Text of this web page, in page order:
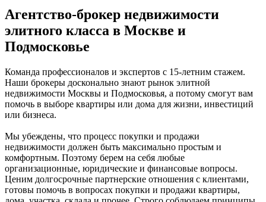
Агентство-брокер недвижимости
элитного класса в Москве и
Подмосковье
Команда профессионалов и экспертов с 15-летним стажем.
Наши брокеры досконально знают рынок элитной
недвижимости Москвы и Подмосковья, а потому смогут вам
помочь в выборе квартиры или дома для жизни, инвестиций
или бизнеса.
Мы убеждены, что процесс покупки и продажи
недвижимости должен быть максимально простым и
комфортным. Поэтому берем на себя любые
организационные, юридические и финансовые вопросы.
Ценим долгосрочные партнерские отношения с клиентами,
готовы помочь в вопросах покупки и продажи квартиры,